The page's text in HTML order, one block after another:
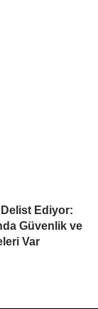
Ediyor:
Güvenlik ve
Var